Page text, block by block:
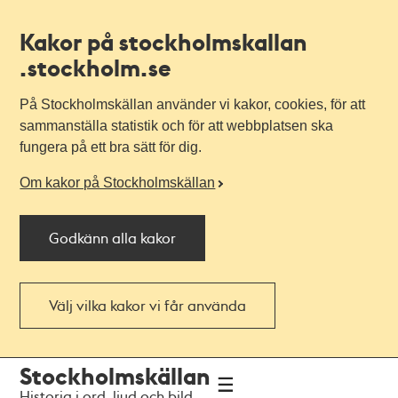
Kakor på stockholmskallan
.stockholm.se
På Stockholmskällan använder vi kakor, cookies, för att
sammanställa statistik och för att webbplatsen ska
fungera på ett bra sätt för dig.
Om kakor på Stockholmskällan
Godkänn alla kakor
Välj vilka kakor vi får använda
navigationen
huvudinnehållet
Stockholmskällan